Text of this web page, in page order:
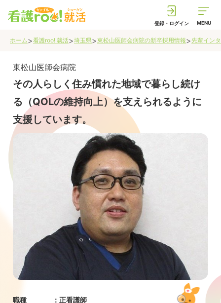
登録・ログイン MENU
ホーム>看護roo! 就活>埼玉県>東松山医師会病院の新卒採用情報> 先輩イン
東松山医師会病院
その人らしく住み慣れた地域で暮らし続け
る（QOLの維持向上）を支えられるように
支援しています。
職種 ：正看護師